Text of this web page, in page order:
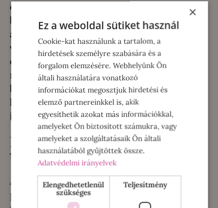
célokra. A méhgyanta B-, C-, E-vitamint és
biotint, nyomelemeket és ásványi
anyagokat (vas, króm, réz, cink, mangán,
vanádium és szilícium), valamint
esszenciális zsírsavakat és enzimeket és sok
más növényi hatóanyagot, úgynevezett
bioflavonoidot tartalmaz. Ezek mind
hozzájárulnak az egészséges
immunrendszer fenntartásához.
Hogyan lesz a propoliszból
tinktúra?
Az egyik legismertebb módszer, hogy a
propolisszal borított rácsot két napra
×
Ez a weboldal sütiket használ
Cookie-kat használunk a tartalom, a
hirdetések személyre szabására és a
forgalom elemzésére. Webhelyünk Ön
általi használatára vonatkozó
információkat megosztjuk hirdetési és
elemző partnereinkkel is, akik
egyesíthetik azokat más információkkal,
amelyeket Ön biztosított számukra, vagy
amelyeket a szolgáltatásaik Ön általi
használatából gyűjtöttek össze.
Adatvédelmi irányelvek
Elengedhetetlenül
szükséges
Teljesítmény